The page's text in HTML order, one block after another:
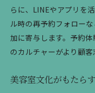
らに、LINEやアプリを
ル時の再予約フォロー
加に寄与します。予約
のカルチャーがより顧客
美容室文化がもたら